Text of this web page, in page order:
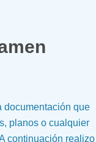
documentación que
planos o cualquier
continuación realizo